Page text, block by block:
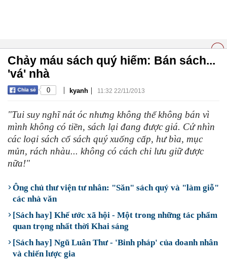
Chảy máu sách quý hiếm: Bán sách...
'vá' nhà
0 | kyanh | 11:32 22/11/2013
"Tui suy nghĩ nát óc nhưng không thể không bán vì
mình không có tiền, sách lại đang được giá. Cứ nhìn
các loại sách cổ sách quý xuống cấp, hư bìa, mục
mủn, rách nhàu... không có cách chi lưu giữ được
nữa!"
Ông chủ thư viện tư nhân: "Săn" sách quý và "làm giỗ"
các nhà văn
[Sách hay] Khế ước xã hội - Một trong những tác phẩm
quan trọng nhất thời Khai sáng
[Sách hay] Ngũ Luân Thư - 'Binh pháp' của doanh nhân
và chiến lược gia